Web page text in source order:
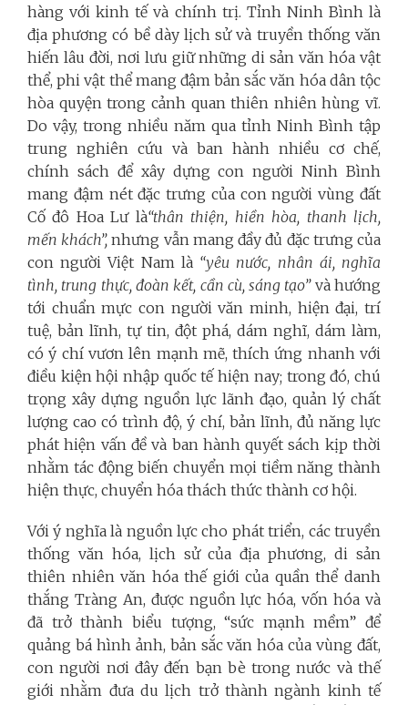
hàng với kinh tế và chính trị. Tỉnh Ninh Bình là
địa phương có bề dày lịch sử và truyền thống văn
hiến lâu đời, nơi lưu giữ những di sản văn hóa vật
thể, phi vật thể mang đậm bản sắc văn hóa dân tộc
hòa quyện trong cảnh quan thiên nhiên hùng vĩ.
Do vậy, trong nhiều năm qua tỉnh Ninh Bình tập
trung nghiên cứu và ban hành nhiều cơ chế,
chính sách để xây dựng con người Ninh Bình
mang đậm nét đặc trưng của con người vùng đất
Cố đô Hoa Lư là“thân thiện, hiền hòa, thanh lịch,
mến khách”,nhưng vẫn mang đầy đủ đặc trưng của
con người Việt Nam là “yêu nước, nhân ái, nghĩa
tình, trung thực, đoàn kết, cần cù, sáng tạo”và hướng
tới chuẩn mực con người văn minh, hiện đại, trí
tuệ, bản lĩnh, tự tin, đột phá, dám nghĩ, dám làm,
có ý chí vươn lên mạnh mẽ, thích ứng nhanh với
điều kiện hội nhập quốc tế hiện nay; trong đó, chú
trọng xây dựng nguồn lực lãnh đạo, quản lý chất
lượng cao có trình độ, ý chí, bản lĩnh, đủ năng lực
phát hiện vấn đề và ban hành quyết sách kịp thời
nhằm tác động biến chuyển mọi tiềm năng thành
hiện thực, chuyển hóa thách thức thành cơ hội.
Với ý nghĩa là nguồn lực cho phát triển, các truyền
thống văn hóa, lịch sử của địa phương, di sản
thiên nhiên văn hóa thế giới của quần thể danh
thắng Tràng An, được nguồn lực hóa, vốn hóa và
đã trở thành biểu tượng, “sức mạnh mềm” để
quảng bá hình ảnh, bản sắc văn hóa của vùng đất,
con người nơi đây đến bạn bè trong nước và thế
giới nhằm đưa du lịch trở thành ngành kinh tế